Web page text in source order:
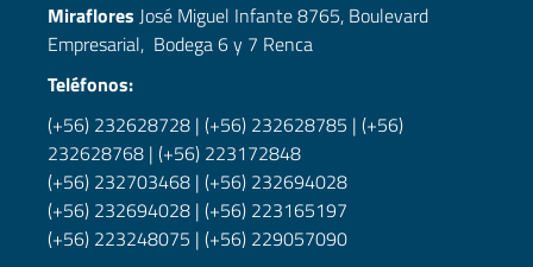
Miraflores José Miguel Infante 8765, Boulevard
Empresarial, Bodega 6 y 7 Renca
Teléfonos:
(+56) 232628728 | (+56) 232628785 | (+56)
232628768 | (+56) 223172848
(+56) 232703468 | (+56) 232694028
(+56) 232694028 | (+56) 223165197
(+56) 223248075 | (+56) 229057090